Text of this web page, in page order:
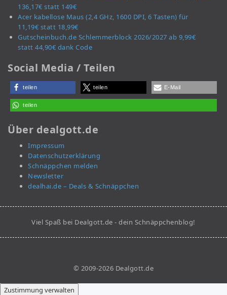
136,17€ statt 149€
Acer kabellose Maus (2,4 GHz, 1600 DPI, 6 Tasten) für
11,19€ statt 18,99€
Gutscheinbuch.de Schlemmerblock 2026/2027 ab 9,99€
statt 44,90€ dank Code
Social Media / Teilen
teilen teilen E-Mail
teilen
Über dealgott.de
Impressum
Datenschutzerklärung
Schnäppchen melden
Newsletter
dealhai.de – Deals & Schnäppchen
Viel Spaß bei Dealgott.de - dein Schnäppchenblog!
© 2009-2026 Dealgott.de
Zustimmung verwalten